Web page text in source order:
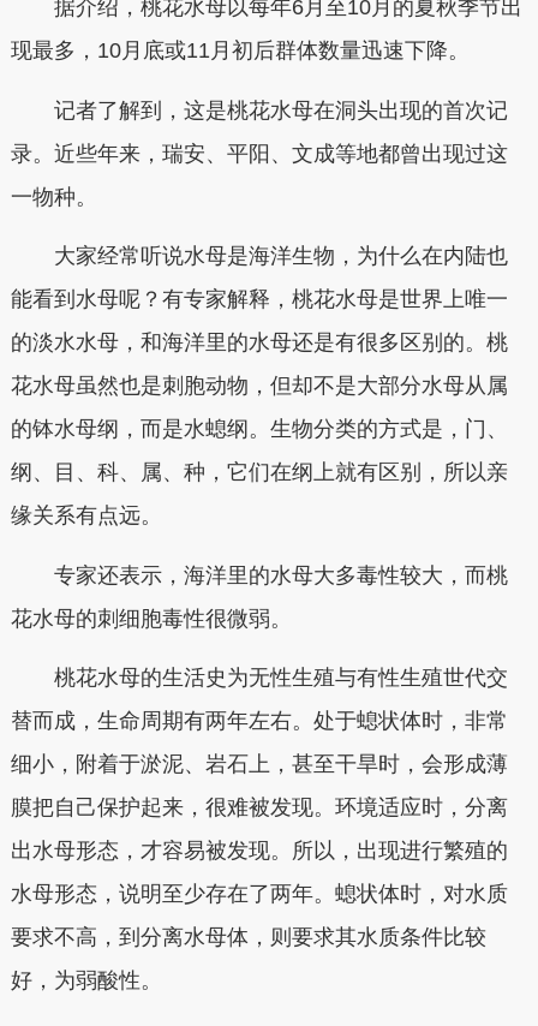
据介绍，桃花水母以每年6月至10月的夏秋季节出
现最多，10月底或11月初后群体数量迅速下降。
记者了解到，这是桃花水母在洞头出现的首次记
录。近些年来，瑞安、平阳、文成等地都曾出现过这
一物种。
大家经常听说水母是海洋生物，为什么在内陆也
能看到水母呢？有专家解释，桃花水母是世界上唯一
的淡水水母，和海洋里的水母还是有很多区别的。桃
花水母虽然也是刺胞动物，但却不是大部分水母从属
的钵水母纲，而是水螅纲。生物分类的方式是，门、
纲、目、科、属、种，它们在纲上就有区别，所以亲
缘关系有点远。
专家还表示，海洋里的水母大多毒性较大，而桃
花水母的刺细胞毒性很微弱。
桃花水母的生活史为无性生殖与有性生殖世代交
替而成，生命周期有两年左右。处于螅状体时，非常
细小，附着于淤泥、岩石上，甚至干旱时，会形成薄
膜把自己保护起来，很难被发现。环境适应时，分离
出水母形态，才容易被发现。所以，出现进行繁殖的
水母形态，说明至少存在了两年。螅状体时，对水质
要求不高，到分离水母体，则要求其水质条件比较
好，为弱酸性。